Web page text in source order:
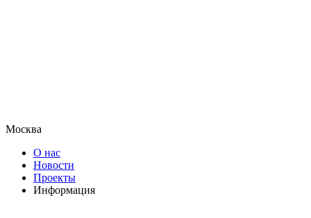
Москва
О нас
Новости
Проекты
Информация